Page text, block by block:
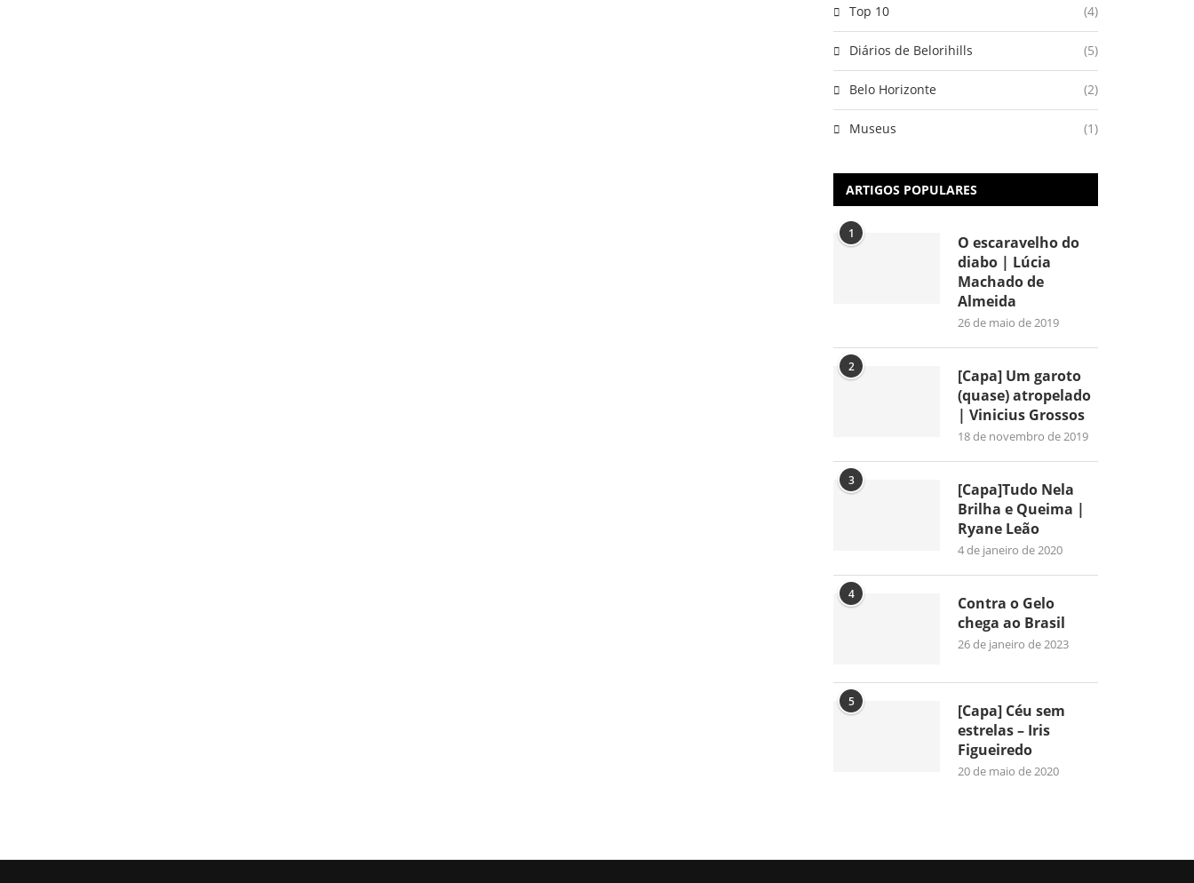
Top 10 (4)
Diários de Belorihills (5)
Belo Horizonte (2)
Museus (1)
ARTIGOS POPULARES
1
O escaravelho do
diabo | Lúcia
Machado de
Almeida
26 de maio de 2019
2
[Capa] Um garoto
(quase) atropelado
| Vinicius Grossos
18 de novembro de 2019
3
[Capa]Tudo Nela
Brilha e Queima |
Ryane Leão
4 de janeiro de 2020
4
Contra o Gelo
chega ao Brasil
26 de janeiro de 2023
5
[Capa] Céu sem
estrelas – Iris
Figueiredo
20 de maio de 2020